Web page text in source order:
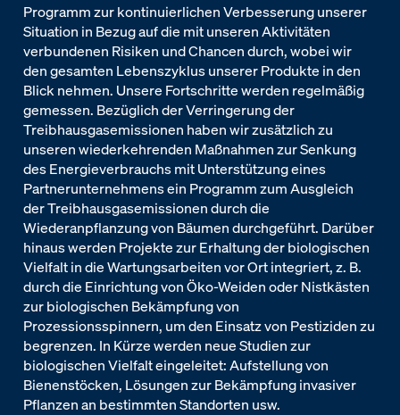
Programm zur kontinuierlichen Verbesserung unserer
Situation in Bezug auf die mit unseren Aktivitäten
verbundenen Risiken und Chancen durch, wobei wir
den gesamten Lebenszyklus unserer Produkte in den
Blick nehmen. Unsere Fortschritte werden regelmäßig
gemessen. Bezüglich der Verringerung der
Treibhausgasemissionen haben wir zusätzlich zu
unseren wiederkehrenden Maßnahmen zur Senkung
des Energieverbrauchs mit Unterstützung eines
Partnerunternehmens ein Programm zum Ausgleich
der Treibhausgasemissionen durch die
Wiederanpflanzung von Bäumen durchgeführt. Darüber
hinaus werden Projekte zur Erhaltung der biologischen
Vielfalt in die Wartungsarbeiten vor Ort integriert, z. B.
durch die Einrichtung von Öko-Weiden oder Nistkästen
zur biologischen Bekämpfung von
Prozessionsspinnern, um den Einsatz von Pestiziden zu
begrenzen. In Kürze werden neue Studien zur
biologischen Vielfalt eingeleitet: Aufstellung von
Bienenstöcken, Lösungen zur Bekämpfung invasiver
Pflanzen an bestimmten Standorten usw.